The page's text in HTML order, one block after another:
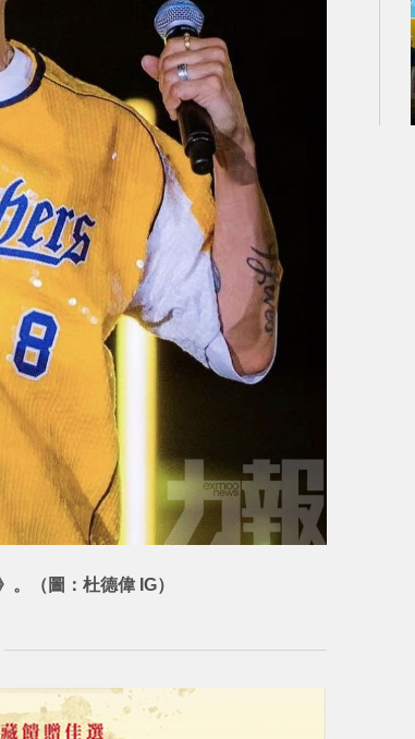
（圖：杜德偉 IG）